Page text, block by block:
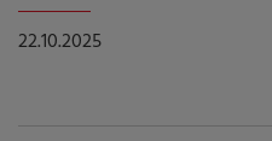
22.10.2025